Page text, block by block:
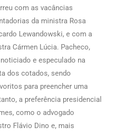
com as vacâncias
da ministra Rosa
Lewandowski, e com a
Cármen Lúcia. Pacheco,
e especulado na
dos cotados, sendo
para preencher uma
a preferência presidencial
como o advogado
Flávio Dino e, mais